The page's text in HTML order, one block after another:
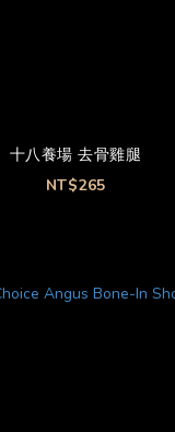
十八養場 去骨雞腿
NT$265